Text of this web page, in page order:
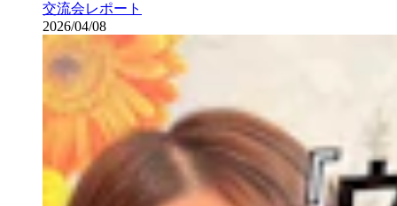
交流会レポート
2026/04/08